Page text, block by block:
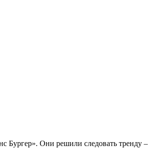
Бургер». Они решили следовать тренду –